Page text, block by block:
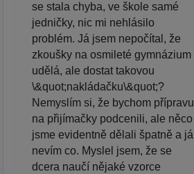
se stala chyba, ve škole samé
jedničky, nic mi nehlásilo
problém. Já jsem nepočítal, že
zkoušky na osmileté gymnázium
udělá, ale dostat takovou
\&quot;nakládačku\&quot;?
Nemyslím si, že bychom přípravu
na přijímačky podcenili, ale něco
jsme evidentně dělali špatně a já
nevím co. Myslel jsem, že se
dcera naučí nějaké vzorce